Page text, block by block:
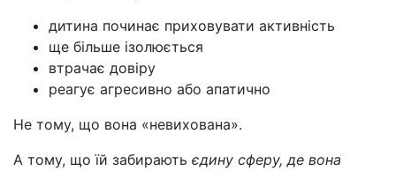
дитина починає приховувати активність
ще більше ізолюється
втрачає довіру
реагує агресивно або апатично
Не тому, що вона «невихована».
А тому, що їй забирають єдину сферу, де вона